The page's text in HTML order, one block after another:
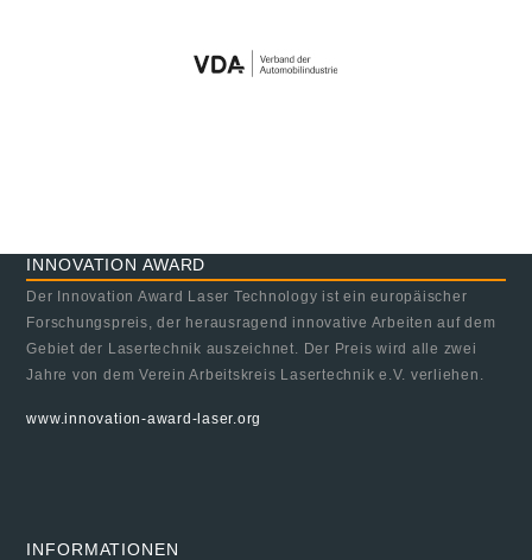
INNOVATION AWARD
Der Innovation Award Laser Technology ist ein europäischer
Forschungspreis, der herausragend innovative Arbeiten auf dem
Gebiet der Lasertechnik auszeichnet. Der Preis wird alle zwei
Jahre von dem Verein Arbeitskreis Lasertechnik e.V. verliehen.
www.innovation-award-laser.org
INFORMATIONEN